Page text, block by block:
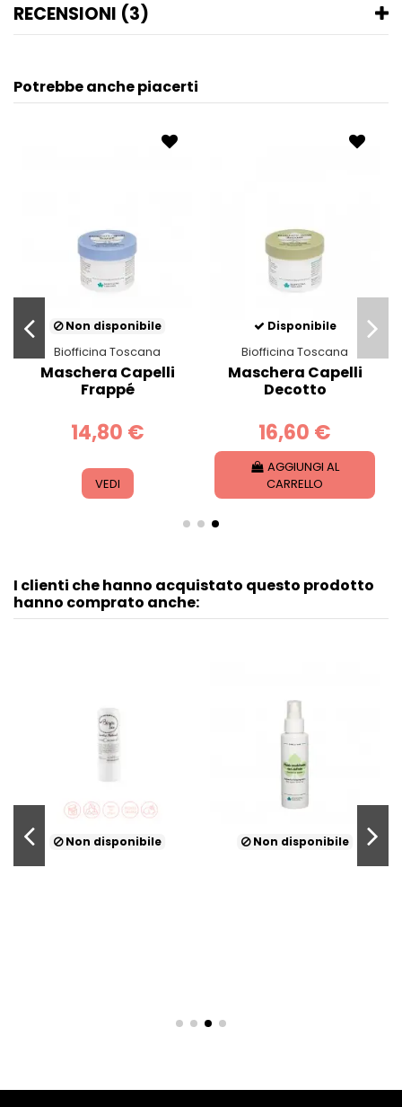
RECENSIONI (3)
Potrebbe anche piacerti
Non disponibile
Biofficina Toscana
Maschera
centrifugato
16,40 €
VEDI
Non disponibile
Biofficina Toscana
Maschera capelli
sorbetto
14,80 €
VEDI
I clienti che hanno acquistato questo prodotto
hanno comprato anche:
disponibile Non disponibile Non